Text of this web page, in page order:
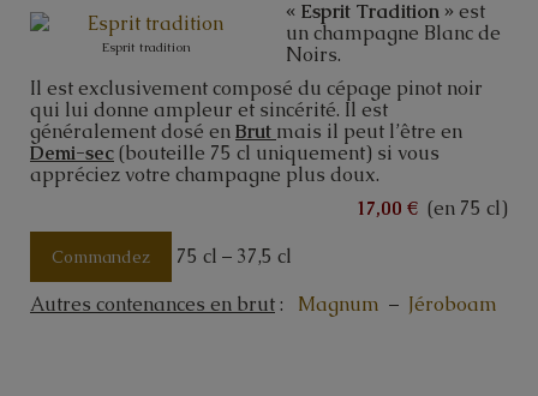
Esprit tradition
« Esprit Tradition » est
un champagne Blanc de
Noirs.
Il est exclusivement composé du cépage pinot noir
qui lui donne ampleur et sincérité. Il est
généralement dosé enBrut mais il peut l’être en
Demi-sec(bouteille 75 cl uniquement) si vous
appréciez votre champagne plus doux.
17,00 € (en 75 cl)
Commandez
75 cl – 37,5 cl
Autres contenances en brut: Magnum – Jéroboam